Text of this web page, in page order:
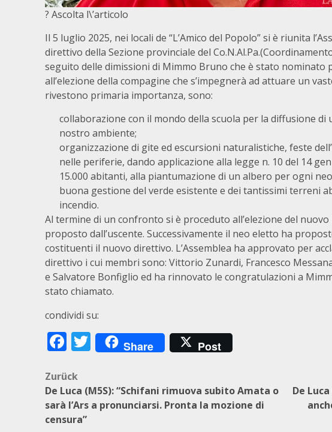
? Ascolta l\’articolo
Il 5 luglio 2025, nei locali de “L’Amico del Popolo” si è riunita
direttivo della Sezione provinciale del
seguito delle dimissioni di Mimmo Bruno che è stato nominato
all’elezione della compagine che s’impegnerà ad attuare un
rivestono primaria importanza, sono:
collaborazione con il mondo della scuola per la diffusione
nostro ambiente;
organizzazione di gite ed escursioni naturalistiche, feste
nelle periferie, dando applicazione alla legge n. 10 del 14
15.000 abitanti, alla piantumazione di un albero per ogni
buona gestione del verde esistente e dei tantissimi terreni
incendio.
Al termine di un confronto si è proceduto all’elezione del
proposto dall’uscente. Successivamente il neo eletto ha
costituenti il nuovo direttivo. L’Assemblea ha approvato per
direttivo i cui membri sono: Vittorio Zunardi, Francesco
e Salvatore Bonfiglio ed ha rinnovato le congratulazioni a
stato chiamato.
condividi su:
Facebook
Twitter
Share Post
Beitragsnavigation
Zurück
De Luca (M5S): “Schifani rimuova subito Amata o
sarà l’Ars a pronunciarsi. Pronta la mozione di
censura”
De